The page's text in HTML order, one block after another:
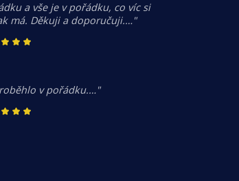
a vše je v pořádku, co víc si
má. Děkuji a doporučuji.…"
v pořádku.…"